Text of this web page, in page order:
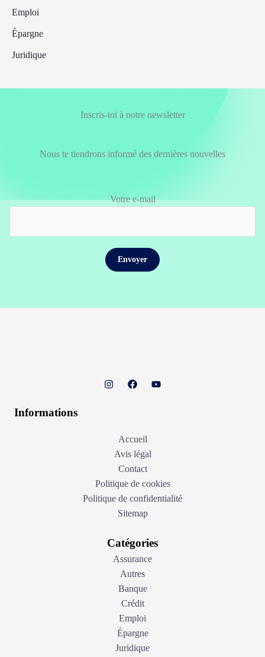
Emploi
Épargne
Juridique
Inscris-toi à notre newsletter
Nous te tiendrons informé des dernières nouvelles
Votre e-mail
Informations
Accueil
Avis légal
Contact
Politique de cookies
Politique de confidentialité
Sitemap
Catégories
Assurance
Autres
Banque
Crédit
Emploi
Épargne
Juridique